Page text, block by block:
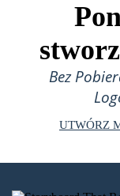
Bez
UTWÓRZ